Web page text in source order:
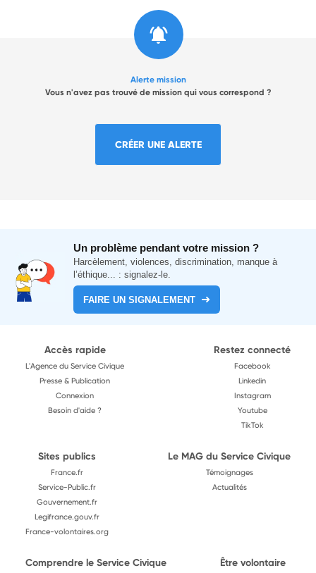
Alerte mission
Vous n'avez pas trouvé de mission qui vous correspond ?
CRÉER UNE ALERTE
Un problème pendant votre mission ?
Harcèlement, violences, discrimination, manque à
l’éthique... : signalez-le.
FAIRE UN SIGNALEMENT
Accès rapide
L'Agence du Service Civique
Presse & Publication
Connexion
Besoin d'aide ?
Restez connecté
Facebook
Linkedin
Instagram
Youtube
TikTok
Sites publics
France.fr
Service-Public.fr
Gouvernement.fr
Legifrance.gouv.fr
France-volontaires.org
Le MAG du Service Civique
Témoignages
Actualités
Comprendre le Service Civique Être volontaire